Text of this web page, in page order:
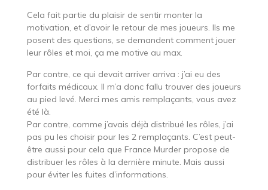
Cela fait partie du plaisir de sentir monter la
motivation, et d’avoir le retour de mes joueurs. Ils me
posent des questions, se demandent comment jouer
leur rôles et moi, ça me motive au max.
Par contre, ce qui devait arriver arriva : j’ai eu des
forfaits médicaux. Il m’a donc fallu trouver des joueurs
au pied levé. Merci mes amis remplaçants, vous avez
été là.
Par contre, comme j’avais déjà distribué les rôles, j’ai
pas pu les choisir pour les 2 remplaçants. C’est peut-
être aussi pour cela que France Murder propose de
distribuer les rôles à la dernière minute. Mais aussi
pour éviter les fuites d’informations.